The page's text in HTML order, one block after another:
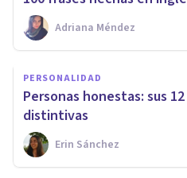
Adriana Méndez
PERSONALIDAD
Personas honestas: sus
distintivas
Erin Sánchez